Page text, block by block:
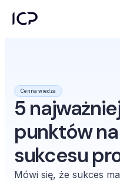
Cenna wiedza
5
punktów
sukcesu
Mówi się, że sukces